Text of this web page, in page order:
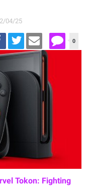
04/25
0
Tokon: Fighting